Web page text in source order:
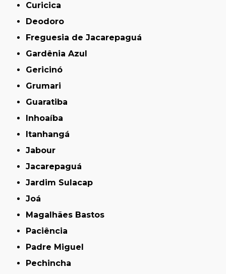
Curicica
Deodoro
Freguesia de Jacarepaguá
Gardênia Azul
Gericinó
Grumari
Guaratiba
Inhoaíba
Itanhangá
Jabour
Jacarepaguá
Jardim Sulacap
Joá
Magalhães Bastos
Paciência
Padre Miguel
Pechincha